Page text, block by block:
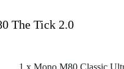
The Tick 2.0